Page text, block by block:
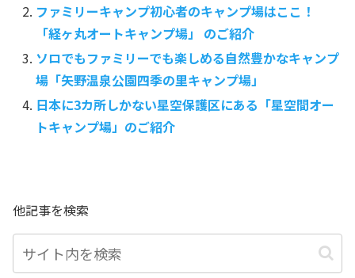
ファミリーキャンプ初心者のキャンプ場はここ！
「経ヶ丸オートキャンプ場」 のご紹介
ソロでもファミリーでも楽しめる自然豊かなキャンプ
場「矢野温泉公園四季の里キャンプ場」
日本に3カ所しかない星空保護区にある「星空間オー
トキャンプ場」のご紹介
他記事を検索